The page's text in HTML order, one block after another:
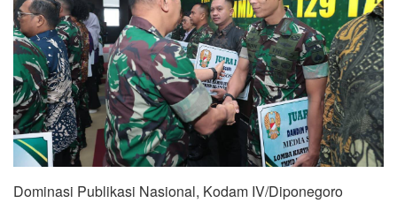
Dominasi Publikasi Nasional, Kodam IV/Diponegoro